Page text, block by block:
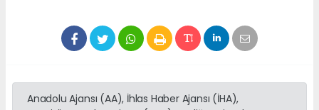
Anadolu Ajansı (AA), İhlas Haber Ajansı (İHA),